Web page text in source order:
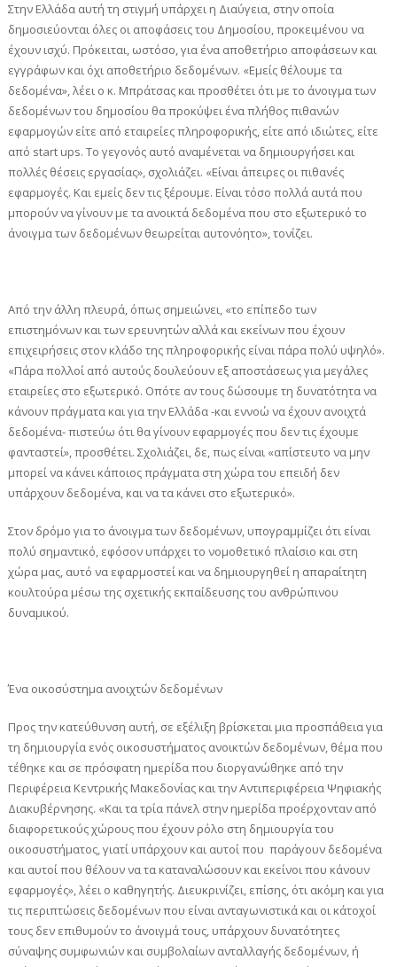
Στην Ελλάδα αυτή τη στιγμή υπάρχει η Διαύγεια, στην οποία
δημοσιεύονται όλες οι αποφάσεις του Δημοσίου, προκειμένου να
έχουν ισχύ. Πρόκειται, ωστόσο, για ένα αποθετήριο αποφάσεων και
εγγράφων και όχι αποθετήριο δεδομένων. «Εμείς θέλουμε τα
δεδομένα», λέει ο κ. Μπράτσας και προσθέτει ότι με το άνοιγμα των
δεδομένων του δημοσίου θα προκύψει ένα πλήθος πιθανών
εφαρμογών είτε από εταιρείες πληροφορικής, είτε από ιδιώτες, είτε
από start ups. Το γεγονός αυτό αναμένεται να δημιουργήσει και
πολλές θέσεις εργασίας», σχολιάζει. «Είναι άπειρες οι πιθανές
εφαρμογές. Και εμείς δεν τις ξέρουμε. Είναι τόσο πολλά αυτά που
μπορούν να γίνουν με τα ανοικτά δεδομένα που στο εξωτερικό το
άνοιγμα των δεδομένων θεωρείται αυτονόητο», τονίζει.
Από την άλλη πλευρά, όπως σημειώνει, «το επίπεδο των
επιστημόνων και των ερευνητών αλλά και εκείνων που έχουν
επιχειρήσεις στον κλάδο της πληροφορικής είναι πάρα πολύ υψηλό».
«Πάρα πολλοί από αυτούς δουλεύουν εξ αποστάσεως για μεγάλες
εταιρείες στο εξωτερικό. Οπότε αν τους δώσουμε τη δυνατότητα να
κάνουν πράγματα και για την Ελλάδα -και εννοώ να έχουν ανοιχτά
δεδομένα- πιστεύω ότι θα γίνουν εφαρμογές που δεν τις έχουμε
φανταστεί», προσθέτει. Σχολιάζει, δε, πως είναι «απίστευτο να μην
μπορεί να κάνει κάποιος πράγματα στη χώρα του επειδή δεν
υπάρχουν δεδομένα, και να τα κάνει στο εξωτερικό».
Στον δρόμο για το άνοιγμα των δεδομένων, υπογραμμίζει ότι είναι
πολύ σημαντικό, εφόσον υπάρχει το νομοθετικό πλαίσιο και στη
χώρα μας, αυτό να εφαρμοστεί και να δημιουργηθεί η απαραίτητη
κουλτούρα μέσω της σχετικής εκπαίδευσης του ανθρώπινου
δυναμικού.
Ένα οικοσύστημα ανοιχτών δεδομένων
Προς την κατεύθυνση αυτή, σε εξέλιξη βρίσκεται μια προσπάθεια για
τη δημιουργία ενός οικοσυστήματος ανοικτών δεδομένων, θέμα που
τέθηκε και σε πρόσφατη ημερίδα που διοργανώθηκε από την
Περιφέρεια Κεντρικής Μακεδονίας και την Αντιπεριφέρεια Ψηφιακής
Διακυβέρνησης. «Και τα τρία πάνελ στην ημερίδα προέρχονταν από
διαφορετικούς χώρους που έχουν ρόλο στη δημιουργία του
οικοσυστήματος, γιατί υπάρχουν και αυτοί που παράγουν δεδομένα
και αυτοί που θέλουν να τα καταναλώσουν και εκείνοι που κάνουν
εφαρμογές», λέει ο καθηγητής. Διευκρινίζει, επίσης, ότι ακόμη και για
τις περιπτώσεις δεδομένων που είναι ανταγωνιστικά και οι κάτοχοί
τους δεν επιθυμούν το άνοιγμά τους, υπάρχουν δυνατότητες
σύναψης συμφωνιών και συμβολαίων ανταλλαγής δεδομένων, ή